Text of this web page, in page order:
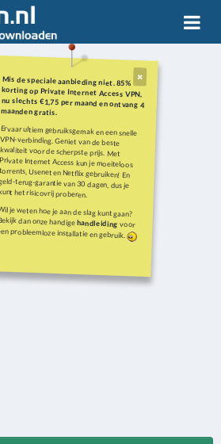
Mis de speciale aanbieding niet. 85%
korting op Private Internet Access VPN,
nu slechts €1,75 per maand en ontvang 4
maanden gratis.
Ervaar ultiem gebruiksgemak en een snelle
VPN-verbinding. Geniet van de beste
kwaliteit voor de scherpste prijs. Met
Private Internet Access kun je moeiteloos
torrents, Usenet en Netflix gebruiken! En
geld-terug-garantie van 30 dagen, dus je
het risicovrij proberen.
je weten hoe je aan de slag kunt gaan?
dan onze handigehandleiding voor
probleemloze installatie en gebruik.